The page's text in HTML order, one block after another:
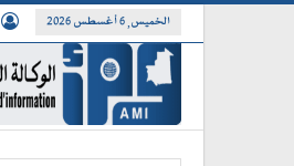
الخميس, 6 أغسطس 2026